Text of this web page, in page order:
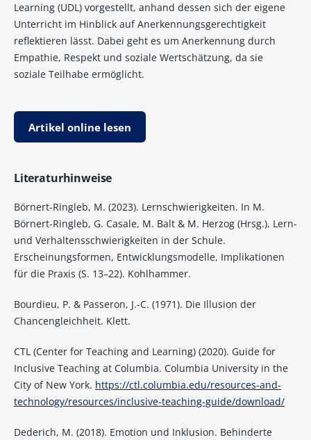
Learning (UDL) vorgestellt, anhand dessen sich der eigene
Unterricht im Hinblick auf Anerkennungsgerechtigkeit
reflektieren lässt. Dabei geht es um Anerkennung durch
Empathie, Respekt und soziale Wertschätzung, da sie
soziale Teilhabe ermöglicht.
Artikel online lesen
Literaturhinweise
Börnert-Ringleb, M. (2023). Lernschwierigkeiten. In M.
Börnert-Ringleb, G. Casale, M. Balt & M. Herzog (Hrsg.), Lern-
und Verhaltensschwierigkeiten in der Schule.
Erscheinungsformen, Entwicklungsmodelle, Implikationen
für die Praxis (S. 13–22). Kohlhammer.
Bourdieu, P. & Passeron, J.-C. (1971). Die Illusion der
Chancengleichheit. Klett.
CTL (Center for Teaching and Learning) (2020). Guide for
Inclusive Teaching at Columbia. Columbia University in the
City of New York. https://ctl.columbia.edu/resources-and-
technology/resources/inclusive-teaching-guide/download/
Dederich, M. (2018). Emotion und Inklusion. Behinderte